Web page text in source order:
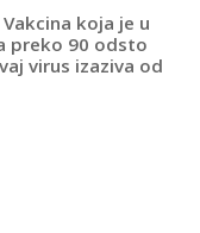
koja je u
preko 90 odsto
virus izaziva od